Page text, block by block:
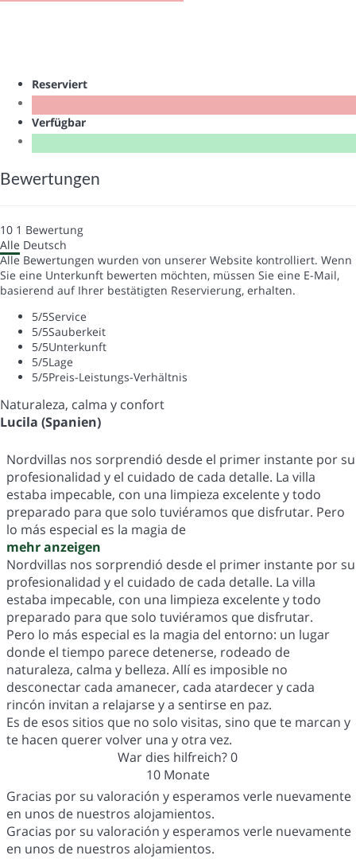
Reserviert
Verfügbar
Bewertungen
10 1 Bewertung
Alle Deutsch
Alle Bewertungen wurden von unserer Website kontrolliert. Wenn
Sie eine Unterkunft bewerten möchten, müssen Sie eine E-Mail,
basierend auf Ihrer bestätigten Reservierung, erhalten.
5/5Service
5/5Sauberkeit
5/5Unterkunft
5/5Lage
5/5Preis-Leistungs-Verhältnis
Naturaleza, calma y confort
Lucila (Spanien)
Nordvillas nos sorprendió desde el primer instante por su
profesionalidad y el cuidado de cada detalle. La villa
estaba impecable, con una limpieza excelente y todo
preparado para que solo tuviéramos que disfrutar. Pero
lo más especial es la magia de
mehr anzeigen
Nordvillas nos sorprendió desde el primer instante por su
profesionalidad y el cuidado de cada detalle. La villa
estaba impecable, con una limpieza excelente y todo
preparado para que solo tuviéramos que disfrutar.
Pero lo más especial es la magia del entorno: un lugar
donde el tiempo parece detenerse, rodeado de
naturaleza, calma y belleza. Allí es imposible no
desconectar cada amanecer, cada atardecer y cada
rincón invitan a relajarse y a sentirse en paz.
Es de esos sitios que no solo visitas, sino que te marcan y
te hacen querer volver una y otra vez.
War dies hilfreich?0
10 Monate
Gracias por su valoración y esperamos verle nuevamente
en unos de nuestros alojamientos.
Gracias por su valoración y esperamos verle nuevamente
en unos de nuestros alojamientos.